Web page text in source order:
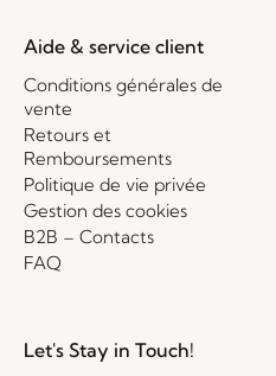
Aide & service client
Conditions générales de
vente
Retours et
Remboursements
Politique de vie privée
Gestion des cookies
B2B – Contacts
FAQ
Let's Stay in Touch!